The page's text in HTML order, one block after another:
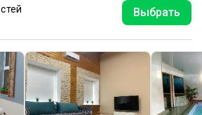
Выбрать